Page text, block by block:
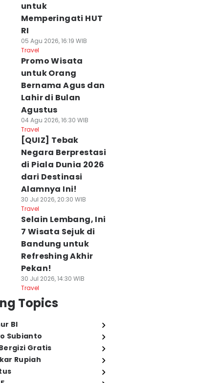
untuk
Memperingati HUT
RI
05 Agu 2026, 16:19 WIB
Travel
Promo Wisata
untuk Orang
Bernama Agus dan
Lahir di Bulan
Agustus
04 Agu 2026, 16:30 WIB
Travel
[QUIZ] Tebak
Negara Berprestasi
di Piala Dunia 2026
dari Destinasi
Alamnya Ini!
30 Jul 2026, 20:30 WIB
Travel
Selain Lembang, Ini
7 Wisata Sejuk di
Bandung untuk
Refreshing Akhir
Pekan!
30 Jul 2026, 14:30 WIB
Travel
Topics
BI
Subianto
Gratis
Rupiah